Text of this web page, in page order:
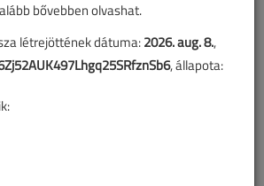
bővebben olvashat.
létrejöttének dátuma:2026. aug. 8.,
, állapota: